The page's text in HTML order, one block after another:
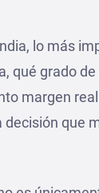
lo más
qué grado
margen
que